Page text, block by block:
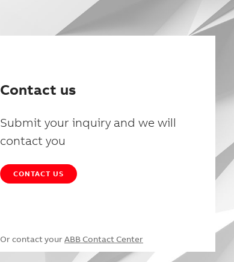
Contact us
Submit your inquiry and we will
contact you
CONTACT US
Or contact your ABB Contact Center